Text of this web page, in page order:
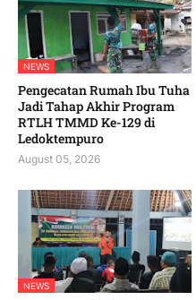
NEWS
Pengecatan Rumah Ibu Tuha
Jadi Tahap Akhir Program
RTLH TMMD Ke-129 di
Ledoktempuro
August 05, 2026
NEWS